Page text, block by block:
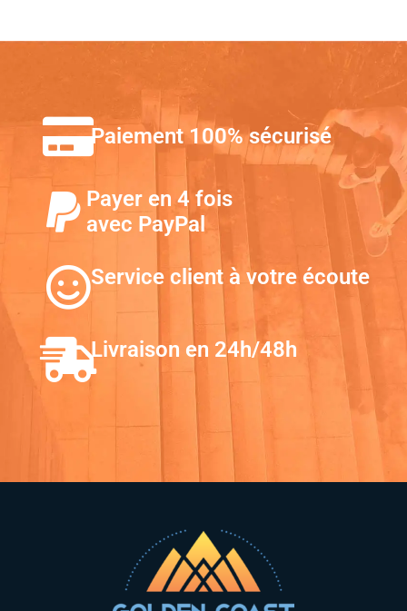
Paiement 100% sécurisé
Payer en 4 fois
avec PayPal
Service client à votre écoute
Livraison en 24h/48h